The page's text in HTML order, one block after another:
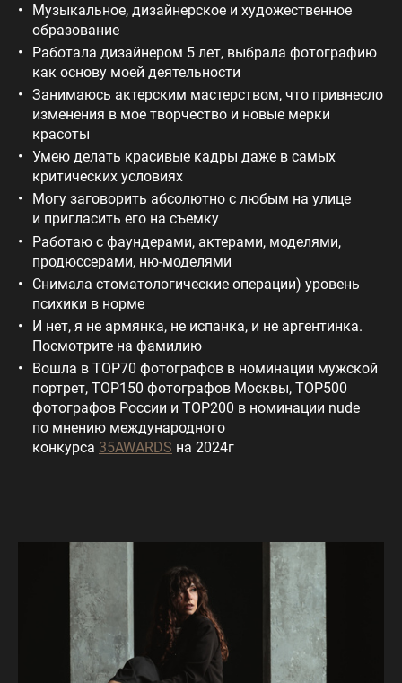
Музыкальное, дизайнерское и художественное
образование
Работала дизайнером 5 лет, выбрала фотографию
как основу моей деятельности
Занимаюсь актерским мастерством, что привнесло
изменения в мое творчество и новые мерки
красоты
Умею делать красивые кадры даже в самых
критических условиях
Могу заговорить абсолютно с любым на улице
и пригласить его на съемку
Работаю с фаундерами, актерами, моделями,
продюссерами, ню-моделями
Снимала стоматологические операции) уровень
психики в норме
И нет, я не армянка, не испанка, и не аргентинка.
Посмотрите на фамилию
Вошла в TOP70 фотографов в номинации мужской
портрет, TOP150 фотографов Москвы, TOP500
фотографов России и TOP200 в номинации nude
по мнению международного
конкурса 35AWARDS на 2024г